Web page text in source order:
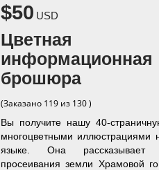
$50 USD
Цветная
информационная
брошюра
(Заказано 119 из 130 )
Вы получите нашу 40-
многоцветными иллюстрациями
языке. Она
просеивания земли Храмовой